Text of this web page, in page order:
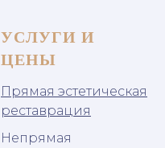
УСЛУГИ И
ЦЕНЫ
Прямая эстетическая
реставрация
Непрямая